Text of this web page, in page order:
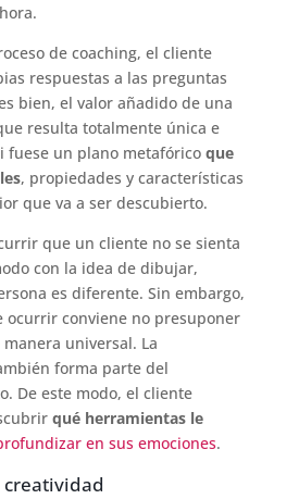
de coaching, el cliente
respuestas a las preguntas
bien, el valor añadido de una
resulta totalmente única e
fuese un plano metafórico que
, propiedades y características
que va a ser descubierto.
que un cliente no se sienta
con la idea de dibujar,
es diferente. Sin embargo,
ocurrir conviene no presuponer
universal. La
forma parte del
De este modo, el cliente
qué herramientas le
en sus emociones.